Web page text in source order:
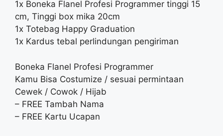
1x Boneka Flanel Profesi Programmer tinggi 15
cm, Tinggi box mika 20cm
1x Totebag Happy Graduation
1x Kardus tebal perlindungan pengiriman
Boneka Flanel Profesi Programmer
Kamu Bisa Costumize / sesuai permintaan
Cewek / Cowok / Hijab
– FREE Tambah Nama
– FREE Kartu Ucapan